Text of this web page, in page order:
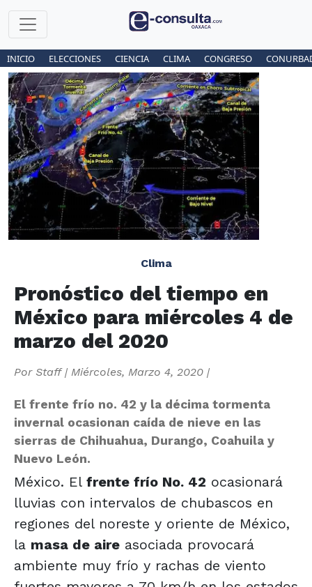
INICIO ELECCIONES CIENCIA CLIMA CONGRESO
Clima
Pronóstico del tiempo en
México para miércoles 4 de
marzo del 2020
Por Staff| Miércoles, Marzo 4, 2020 |
El frente frío no. 42 y la décima tormenta
invernal ocasionan caída de nieve en las
sierras de Chihuahua, Durango, Coahuila y
Nuevo León.
México. El frente frío No. 42 ocasionará
lluvias con intervalos de chubascos en
regiones del noreste y oriente de México,
la masa de aire asociada provocará
ambiente muy frío y rachas de viento